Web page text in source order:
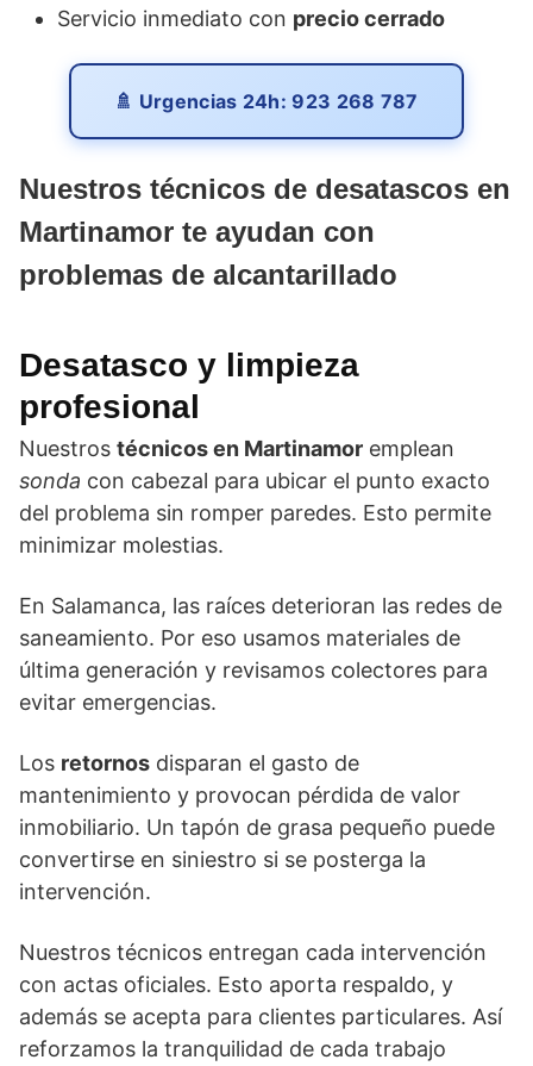
Servicio inmediato con precio cerrado
🚿 Urgencias 24h: 923 268 787
Nuestros técnicos de desatascos en
Martinamor te ayudan con
problemas de alcantarillado
Desatasco y limpieza
profesional
Nuestros técnicos en Martinamor emplean
sonda con cabezal para ubicar el punto exacto
del problema sin romper paredes. Esto permite
minimizar molestias.
En Salamanca, las raíces deterioran las redes de
saneamiento. Por eso usamos materiales de
última generación y revisamos colectores para
evitar emergencias.
Los retornos disparan el gasto de
mantenimiento y provocan pérdida de valor
inmobiliario. Un tapón de grasa pequeño puede
convertirse en siniestro si se posterga la
intervención.
Nuestros técnicos entregan cada intervención
con actas oficiales. Esto aporta respaldo, y
además se acepta para clientes particulares. Así
reforzamos la tranquilidad de cada trabajo